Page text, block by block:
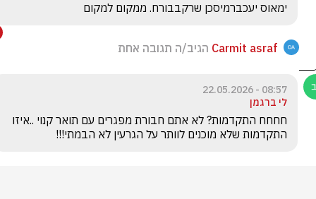
ימאוס יעכברמיסכן שרקבבורח. ממקום למקום
Carmit asraf הגיב/ה תגובה אחת
08:57 - 22.05.2026
לי ברגמן
התקדמות שלא מוכנים לוותר על הגרעין לא הבמתי!!!